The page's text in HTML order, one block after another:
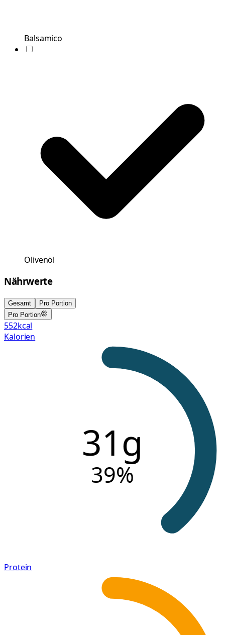
Balsamico
Olivenöl
Nährwerte
Gesamt
Pro Portion
Pro Portion
552kcal
Kalorien
31g
39%
Protein